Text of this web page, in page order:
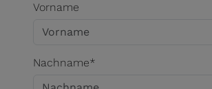
Vorname
Nachname*